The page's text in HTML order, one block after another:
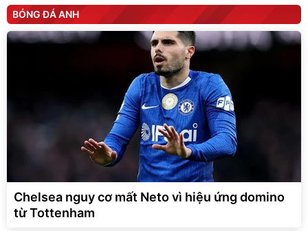
BÓNG ĐÁ ANH
Chelsea nguy cơ mất Neto vì hiệu ứng domino
từ Tottenham